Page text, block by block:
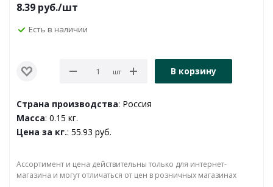
8.39 руб./шт
Есть в наличии
шт В корзину
Страна производства: Россия
Масса: 0.15 кг.
Цена за кг.: 55.93 руб.
Ассортимент и цена действительны только для интернет-
магазина и могут отличаться от цен в розничных магазинах